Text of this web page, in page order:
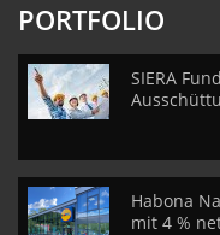
PORTFOLIO
SIERA
Habona
mit 4 %